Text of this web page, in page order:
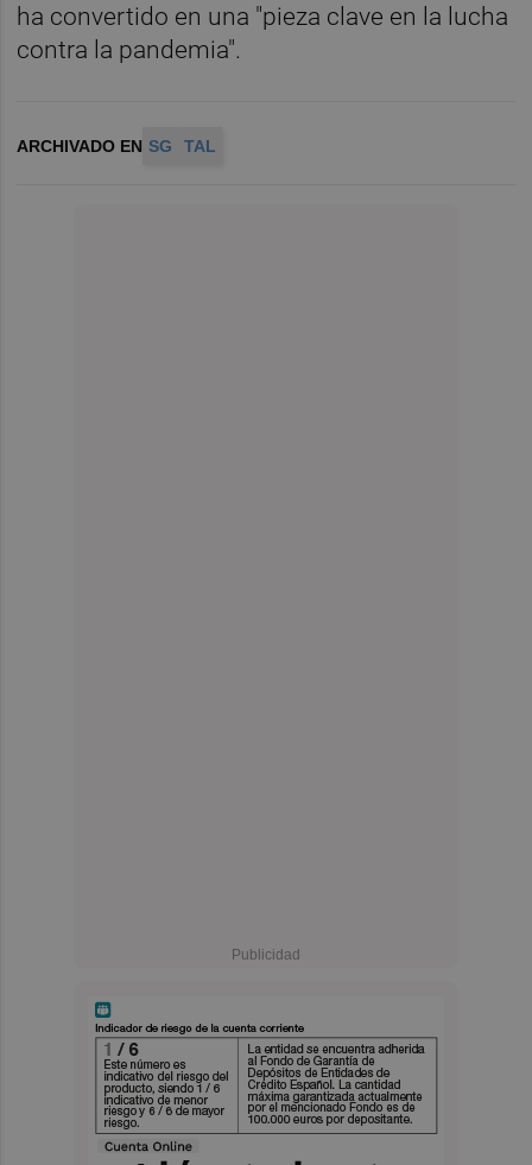
ha convertido en una "pieza clave en la lucha
contra la pandemia".
ARCHIVADO EN SG TAL